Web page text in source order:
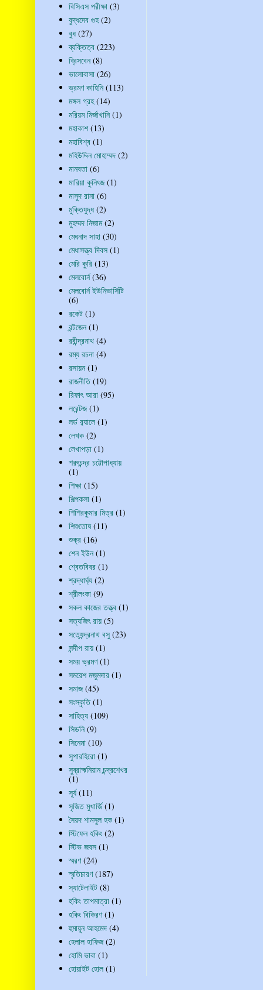
বিসিএস পরীক্ষা (3)
বুদ্ধদেব গুহ (2)
বুধ (27)
ব্যক্তিত্ব (223)
ব্রিসবেন (8)
ভালোবাসা (26)
ভ্রমণ কাহিনি (113)
মঙ্গল গ্রহ (14)
মরিয়ম মির্জাখানি (1)
মহাকাশ (13)
মহাবিশ্ব (1)
মহিউদ্দিন মোহাম্মদ (2)
মানবতা (6)
মারিয়া কুনিৎজ (1)
মাসুদ রানা (6)
মুক্তিযুদ্ধ (2)
মুহম্মদ নিজাম (2)
মেঘনাদ সাহা (30)
মেধাসত্ত্ব দিবস (1)
মেরি কুরি (13)
মেলবোর্ন (36)
মেলবোর্ন ইউনিভার্সিটি
(6)
রকেট (1)
রন্টজেন (1)
রবীন্দ্রনাথ (4)
রম্য রচনা (4)
রসায়ন (1)
রাজনীতি (19)
রিফাৎ আরা (95)
লরেন্টজ (1)
লর্ড র‍্যালে (1)
লেখক (2)
লেখাপড়া (1)
শরৎচন্দ্র চট্টোপাধ্যায়
(1)
শিক্ষা (15)
শিল্পকলা (1)
শিশিরকুমার মিত্র (1)
শিশুতোষ (11)
শুক্র (16)
শেন ইউন (1)
শ্বেতবিবর (1)
শ্রদ্ধার্ঘ্য (2)
শ্রীলংকা (9)
সকল কাজের তত্ত্ব (1)
সত্যজিৎ রায় (5)
সত্যেন্দ্রনাথ বসু (23)
সন্দীপ রায় (1)
সময় ভ্রমণ (1)
সমরেশ মজুমদার (1)
সমাজ (45)
সংস্কৃতি (1)
সাহিত্য (109)
সিডনি (9)
সিনেমা (10)
সুপারহিরো (1)
সুব্রাহ্মনিয়ান চন্দ্রশেখর
(1)
সূর্য (11)
সৃজিত মুখার্জি (1)
সৈয়দ শামসুল হক (1)
স্টিফেন হকিং (2)
স্টিভ জবস (1)
স্মরণ (24)
স্মৃতিচারণ (187)
স্যাটেলাইট (8)
হকিং তাপমাত্রা (1)
হকিং বিকিরণ (1)
হুমায়ূন আহমেদ (4)
হেলাল হাফিজ (2)
হোমি ভাবা (1)
হোয়াইট হোল (1)